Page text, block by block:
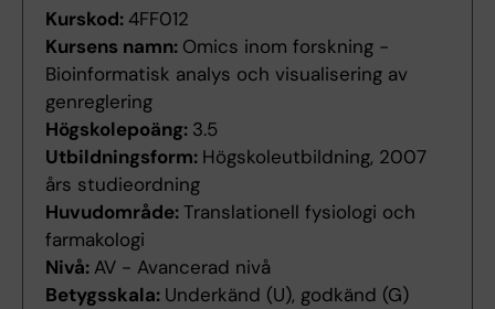
Kurskod:4FF012
Kursens namn: Omics inom forskning -
Bioinformatisk analys och visualisering av
genreglering
Högskolepoäng: 3.5
Utbildningsform: Högskoleutbildning, 2007
års studieordning
Huvudområde:Translationell fysiologi och
farmakologi
Nivå: AV - Avancerad nivå
Betygsskala: Underkänd (U), godkänd (G)